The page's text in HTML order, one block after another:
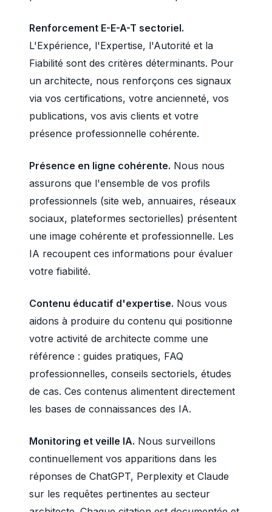
Renforcement E-E-A-T sectoriel.
L'Expérience, l'Expertise, l'Autorité et la
Fiabilité sont des critères déterminants. Pour
un architecte, nous renforçons ces signaux
via vos certifications, votre ancienneté, vos
publications, vos avis clients et votre
présence professionnelle cohérente.
Présence en ligne cohérente. Nous nous
assurons que l'ensemble de vos profils
professionnels (site web, annuaires, réseaux
sociaux, plateformes sectorielles) présentent
une image cohérente et professionnelle. Les
IA recoupent ces informations pour évaluer
votre fiabilité.
Contenu éducatif d'expertise. Nous vous
aidons à produire du contenu qui positionne
votre activité de architecte comme une
référence : guides pratiques, FAQ
professionnelles, conseils sectoriels, études
de cas. Ces contenus alimentent directement
les bases de connaissances des IA.
Monitoring et veille IA. Nous surveillons
continuellement vos apparitions dans les
réponses de ChatGPT, Perplexity et Claude
sur les requêtes pertinentes au secteur